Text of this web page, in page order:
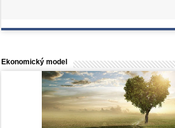
Ekonomický model